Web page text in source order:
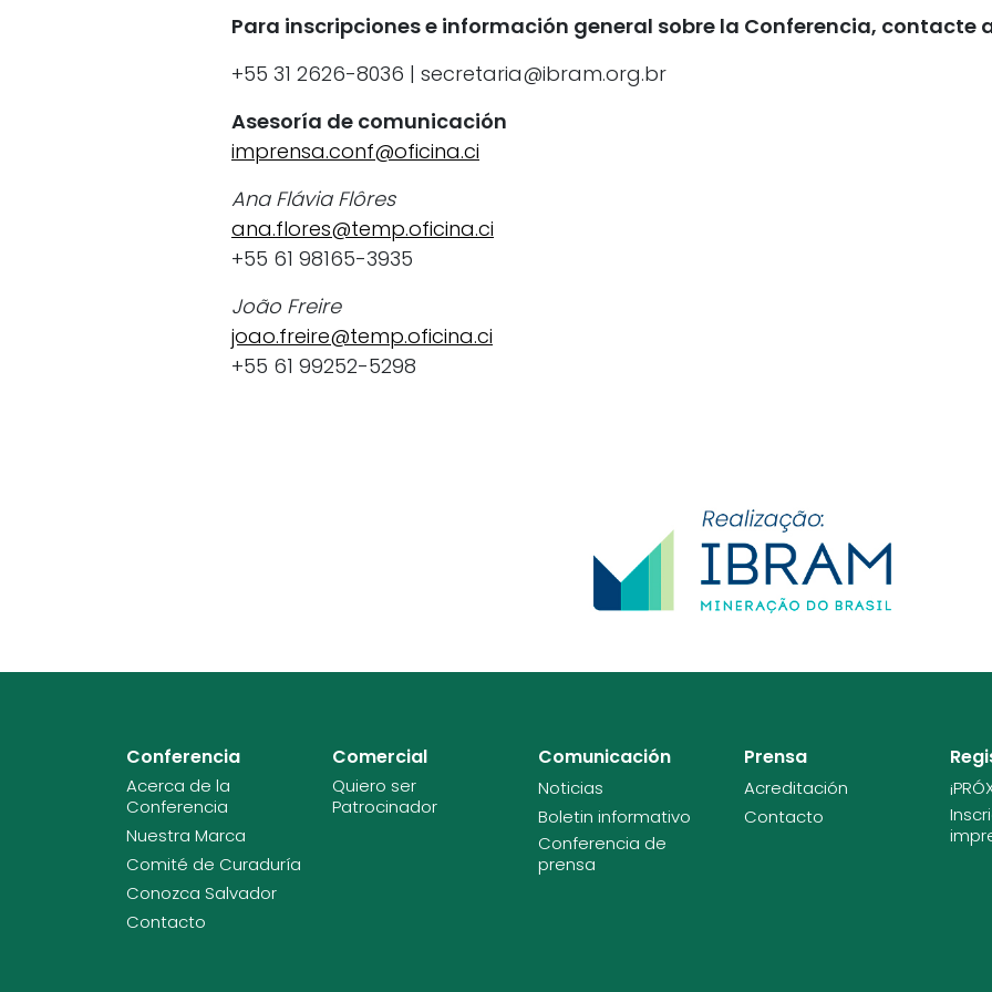
Para inscripciones e información general sobre la Conferencia, contacte
+55 31 2626-8036 | secretaria@ibram.org.br
Asesoría de comunicación
imprensa.conf@oficina.ci
Ana Flávia Flôres
ana.flores@temp.oficina.ci
+55 61 98165-3935
João Freire
joao.freire@temp.oficina.ci
+55 61 99252-5298
Conferencia
Acerca de la
Conferencia
Nuestra Marca
Comité de Curaduría
Conozca Salvador
Contacto
Comercial
Quiero ser
Patrocinador
Comunicación
Noticias
Boletin informativo
Conferencia de
prensa
Prensa
Acreditación
Contacto